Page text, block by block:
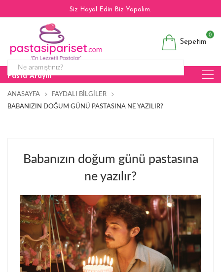
Siz Hayal Edin Biz Yapalım.
Sepetim
0
Pasta Arayın
ANASAYFA
FAYDALI BILGILER
BABANIZIN DOĞUM GÜNÜ PASTASINA NE YAZILIR?
Babanızın doğum günü pastasına
ne yazılır?